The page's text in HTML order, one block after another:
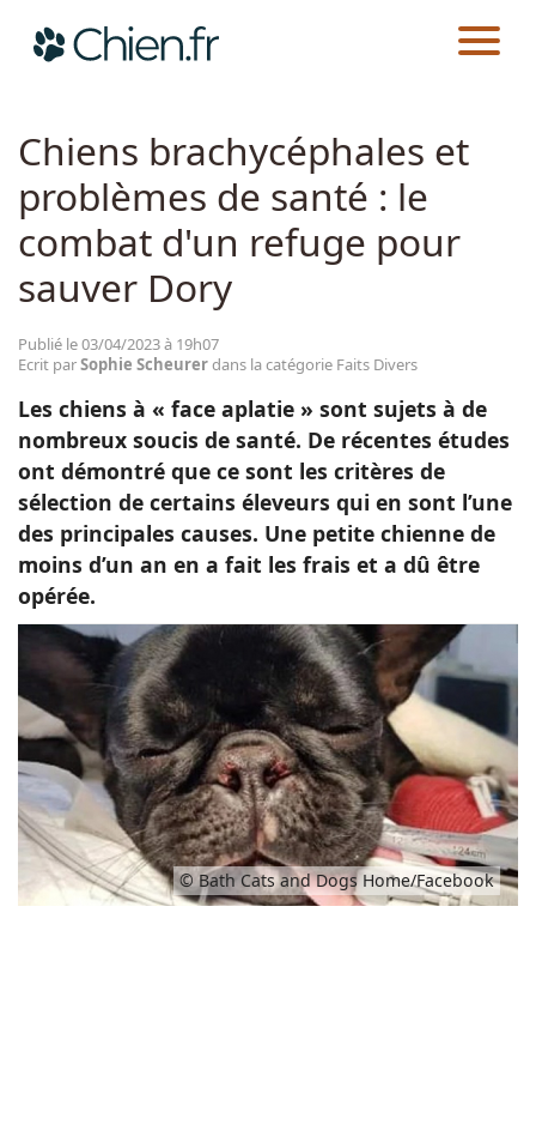
Races
CHIEN.FR ACTUALITÉS
Chiens brachycéphales et
problèmes de santé : le
combat d'un refuge pour
sauver Dory
Publié le 03/04/2023 à 19h07
Ecrit parSophie Scheurerdans la catégorie Faits Divers
Les chiens à « face aplatie » sont sujets à de
nombreux soucis de santé. De récentes études
ont démontré que ce sont les critères de
sélection de certains éleveurs qui en sont l’une
des principales causes. Une petite chienne de
moins d’un an en a fait les frais et a dû être
opérée.
© Bath Cats and Dogs Home/Facebook